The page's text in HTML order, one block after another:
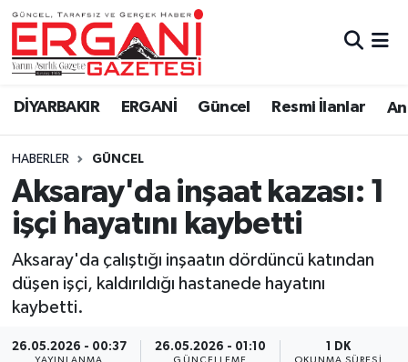
DİYARBAKIR ERGANİ Güncel Resmi İlanlar
HABERLER GÜNCEL
Aksaray'da inşaat kazası: 1
işçi hayatını kaybetti
Aksaray'da çalıştığı inşaatın dördüncü katından
düşen işçi, kaldırıldığı hastanede hayatını
kaybetti.
26.05.2026 - 00:37
YAYINLANMA
26.05.2026 - 01:10
GÜNCELLEME
1 DK
OKUNMA SÜRESI
DİYARBAKIR
BİSMİL
BAĞLAR
ERGANİ
Güncel
Eği̇ti̇m
Resmi İlanlar
Sağlık
Si̇yaset
Ergani Nöbetçi Eczaneler
Ergani Hava Durumu
Ergani Trafik Yoğunluk Haritası
Süper Lig Puan Durumu ve Fikstür
Tüm Manşetler
Son Dakika Haberleri
Haber Arşivi